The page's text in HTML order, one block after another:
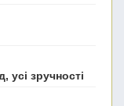
усі зручності